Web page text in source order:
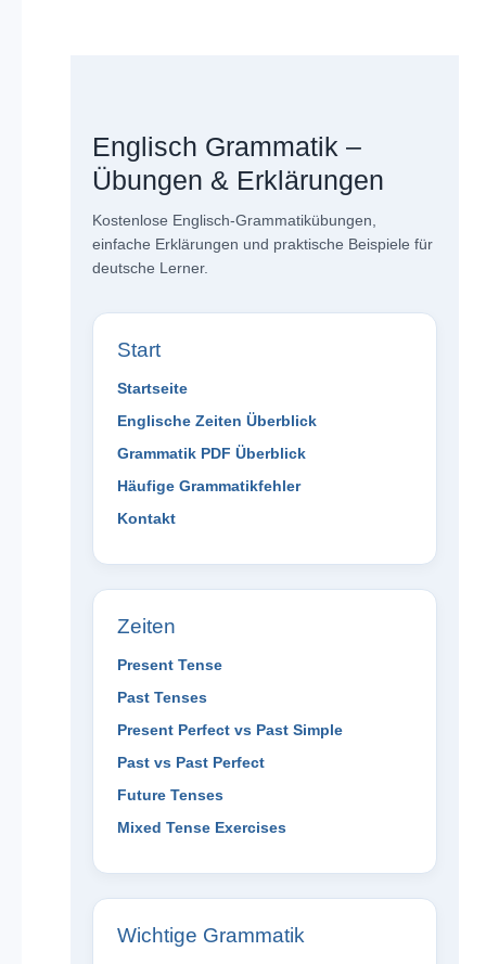
Englisch Grammatik –
Übungen & Erklärungen
Kostenlose Englisch-Grammatikübungen,
einfache Erklärungen und praktische Beispiele für
deutsche Lerner.
Start
Startseite
Englische Zeiten Überblick
Grammatik PDF Überblick
Häufige Grammatikfehler
Kontakt
Zeiten
Present Tense
Past Tenses
Present Perfect vs Past Simple
Past vs Past Perfect
Future Tenses
Mixed Tense Exercises
Wichtige Grammatik